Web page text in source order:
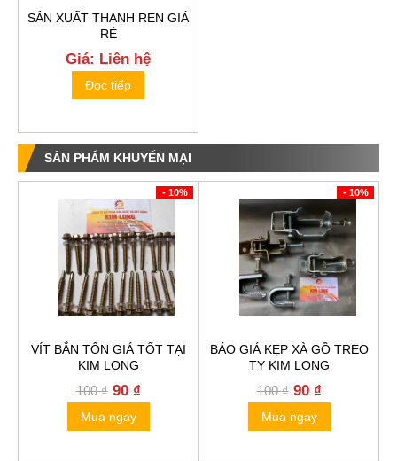
SẢN XUẤT THANH REN GIÁ
RẺ
Giá: Liên hệ
Đọc tiếp
SẢN PHẨM KHUYẾN MẠI
- 10%
VÍT BẮN TÔN GIÁ TỐT TẠI
KIM LONG
100₫ Original
price
was:
90 ₫Current
price
Mua ngay
- 10%
BÁO GIÁ KẸP XÀ GỒ TREO
TY KIM LONG
100₫ Original
price
was:
90 ₫Current
price
Mua ngay